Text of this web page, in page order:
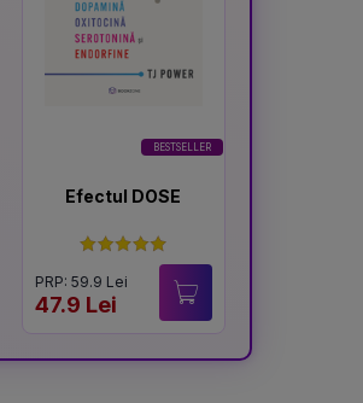
BESTSELLER
Efectul DOSE
PRP: 59.9 Lei
47.9 Lei